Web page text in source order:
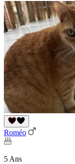
Roméo
5 Ans